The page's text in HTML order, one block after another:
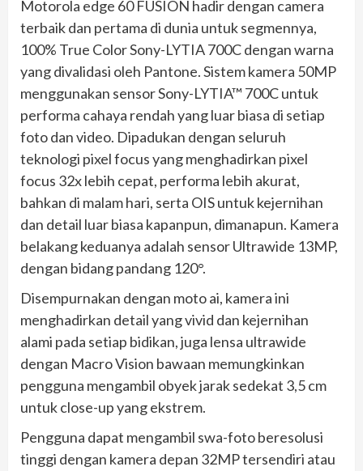
Motorola edge 60 FUSION hadir dengan camera
terbaik dan pertama di dunia untuk segmennya,
100% True Color Sony-LYTIA 700C dengan warna
yang divalidasi oleh Pantone. Sistem kamera 50MP
menggunakan sensor Sony-LYTIA™ 700C untuk
performa cahaya rendah yang luar biasa di setiap
foto dan video. Dipadukan dengan seluruh
teknologi pixel focus yang menghadirkan pixel
focus 32x lebih cepat, performa lebih akurat,
bahkan di malam hari, serta OIS untuk kejernihan
dan detail luar biasa kapanpun, dimanapun. Kamera
belakang keduanya adalah sensor Ultrawide 13MP,
dengan bidang pandang 120°.
Disempurnakan dengan moto ai, kamera ini
menghadirkan detail yang vivid dan kejernihan
alami pada setiap bidikan, juga lensa ultrawide
dengan Macro Vision bawaan memungkinkan
pengguna mengambil obyek jarak sedekat 3,5 cm
untuk close-up yang ekstrem.
Pengguna dapat mengambil swa-foto beresolusi
tinggi dengan kamera depan 32MP tersendiri atau